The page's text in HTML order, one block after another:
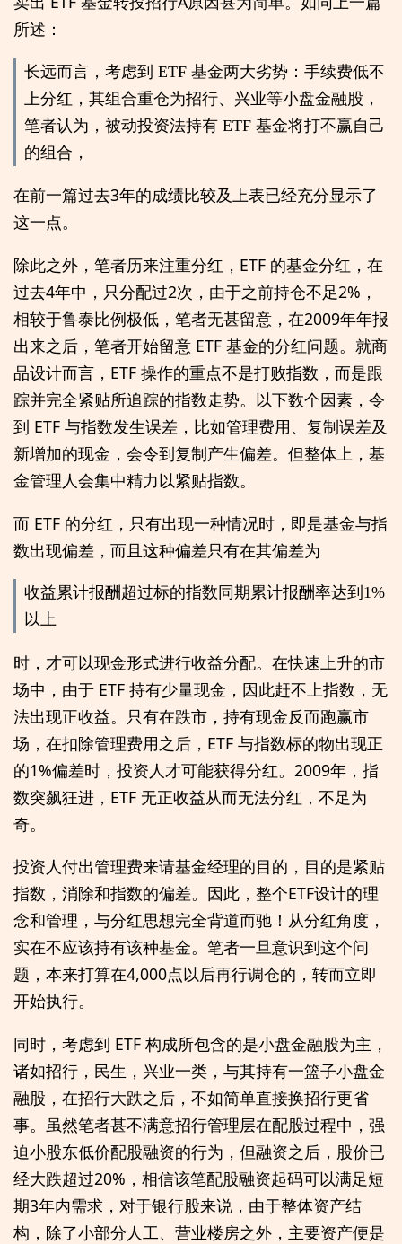
所述：
长远而言，考虑到 ETF 基金两大劣势：手续费低不
上分红，其组合重仓为招行、兴业等小盘金融股，
笔者认为，被动投资法持有 ETF 基金将打不赢自己
的组合，
在前一篇过去3年的成绩比较及上表已经充分显示了
这一点。
除此之外，笔者历来注重分红，ETF 的基金分红，在
过去4年中，只分配过2次，由于之前持仓不足2%，
相较于鲁泰比例极低，笔者无甚留意，在2009年年报
出来之后，笔者开始留意 ETF 基金的分红问题。就商
品设计而言，ETF 操作的重点不是打败指数，而是跟
踪并完全紧贴所追踪的指数走势。以下数个因素，令
到 ETF 与指数发生误差，比如管理费用、复制误差及
新增加的现金，会令到复制产生偏差。但整体上，基
金管理人会集中精力以紧贴指数。
而 ETF 的分红，只有出现一种情况时，即是基金与指
数出现偏差，而且这种偏差只有在其偏差为
收益累计报酬超过标的指数同期累计报酬率达到1%
以上
时，才可以现金形式进行收益分配。在快速上升的市
场中，由于 ETF 持有少量现金，因此赶不上指数，无
法出现正收益。只有在跌市，持有现金反而跑赢市
场，在扣除管理费用之后，ETF 与指数标的物出现正
的1%偏差时，投资人才可能获得分红。2009年，指
数突飙狂进，ETF 无正收益从而无法分红，不足为
奇。
投资人付出管理费来请基金经理的目的，目的是紧贴
指数，消除和指数的偏差。因此，整个ETF设计的理
念和管理，与分红思想完全背道而驰！从分红角度，
实在不应该持有该种基金。笔者一旦意识到这个问
题，本来打算在4,000点以后再行调仓的，转而立即
开始执行。
同时，考虑到 ETF 构成所包含的是小盘金融股为主，
诸如招行，民生，兴业一类，与其持有一篮子小盘金
融股，在招行大跌之后，不如简单直接换招行更省
事。虽然笔者甚不满意招行管理层在配股过程中，强
迫小股东低价配股融资的行为，但融资之后，股价已
经大跌超过20%，相信该笔配股融资起码可以满足短
期3年内需求，对于银行股来说，由于整体资产结
构，除了小部分人工、营业楼房之外，主要资产便是